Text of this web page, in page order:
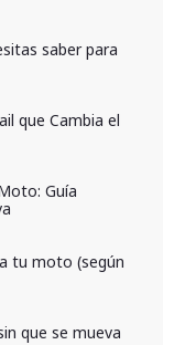
saber para
que Cambia el
Guía
tu moto (según
que se mueva